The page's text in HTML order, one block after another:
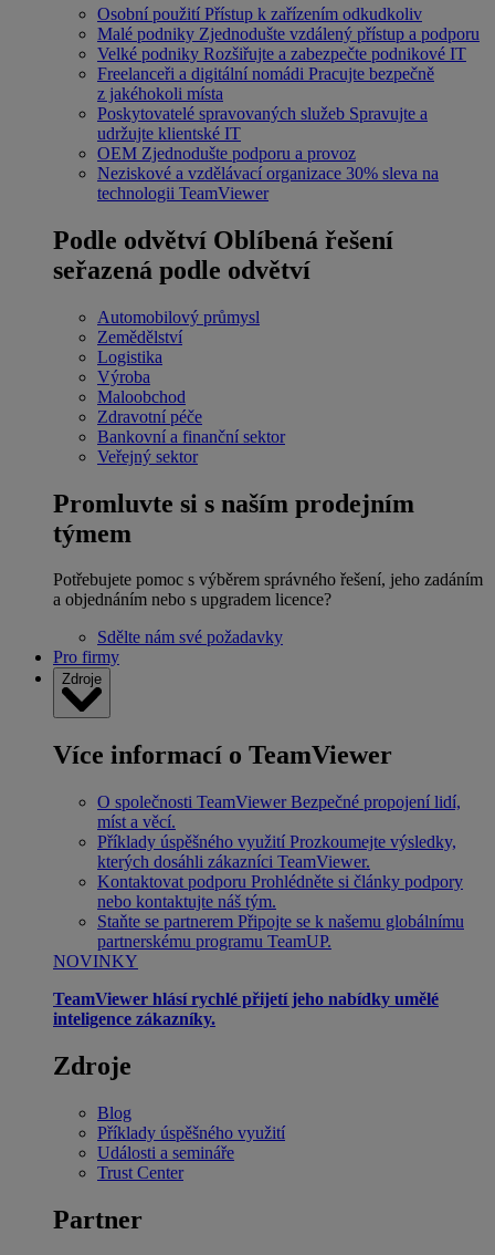
Osobní použití Přístup k zařízením odkudkoliv
Malé podniky Zjednodušte vzdálený přístup a podporu
Velké podniky Rozšiřujte a zabezpečte podnikové IT
Freelanceři a digitální nomádi Pracujte bezpečně
z jakéhokoli místa
Poskytovatelé spravovaných služeb Spravujte a
udržujte klientské IT
OEM Zjednodušte podporu a provoz
Neziskové a vzdělávací organizace 30% sleva na
technologii TeamViewer
Podle odvětví Oblíbená řešení
seřazená podle odvětví
Automobilový průmysl
Zemědělství
Logistika
Výroba
Maloobchod
Zdravotní péče
Bankovní a finanční sektor
Veřejný sektor
Promluvte si s naším prodejním
týmem
Potřebujete pomoc s výběrem správného řešení, jeho zadáním
a objednáním nebo s upgradem licence?
Sdělte nám své požadavky
Pro firmy
Zdroje
Více informací o TeamViewer
O společnosti TeamViewer Bezpečné propojení lidí,
míst a věcí.
Příklady úspěšného využití Prozkoumejte výsledky,
kterých dosáhli zákazníci TeamViewer.
Kontaktovat podporu Prohlédněte si články podpory
nebo kontaktujte náš tým.
Staňte se partnerem Připojte se k našemu globálnímu
partnerskému programu TeamUP.
NOVINKY
TeamViewer hlásí rychlé přijetí jeho nabídky umělé
inteligence zákazníky.
Zdroje
Blog
Příklady úspěšného využití
Události a semináře
Trust Center
Partner